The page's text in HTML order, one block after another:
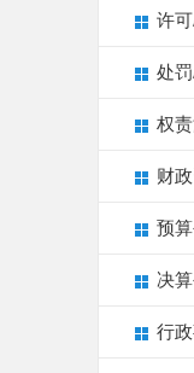
许
处罚
权
财
预
决
行